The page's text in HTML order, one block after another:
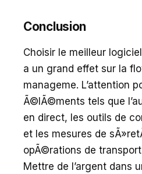
Conclusion
Choisir le meilleur
a un grand effet sur la
manageme. L’attention
Ã©lÃ©ments tels que
en direct, les outils de
et les mesures de
opÃ©rations de
Mettre de l’argent dans